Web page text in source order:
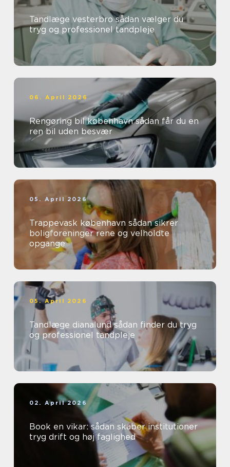
Tandlæge vesterbro sådan vælger du
tryg og professionel tandpleje
06. April 2026
Rengøring bil københavn sådan får du en
ren bil uden besvær
05. April 2026
Trappevask københavn sådan sikrer
boligforeninger rene og velholdte
opgange
05. April 2026
Tandlæge dianalund sådan finder du tryg
og professionel tandpleje
02. April 2026
Book en vikar: sådan skaber institutioner
tryg drift og høj faglighed